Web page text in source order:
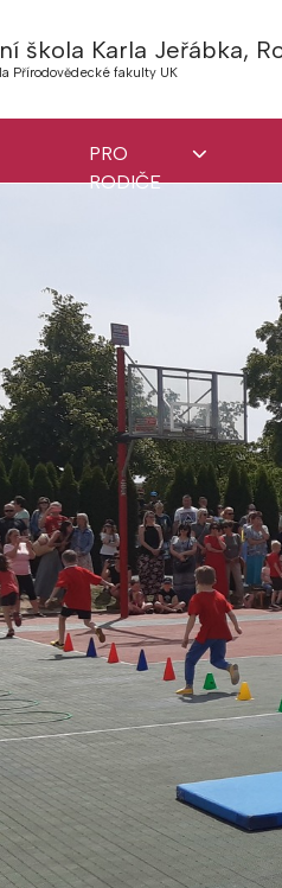
škola Karla Jeřábka,
Přírodovědecké fakulty UK
PRO
RODIČE